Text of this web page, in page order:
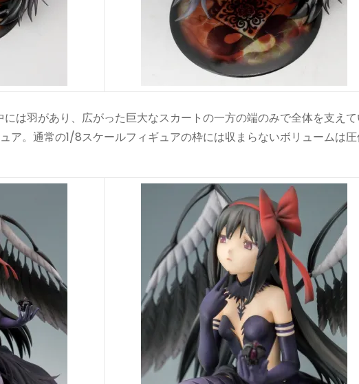
は羽があり、広がった巨大なスカートの一方の端のみで全体を支えて
ア。通常の1/8スケールフィギュアの枠には収まらないボリュームは